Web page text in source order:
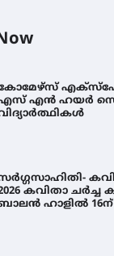
കവിതാ ചർച്ച
ഹാളിൽ 16ന്
മഴയ്ക്കും
മീറ്റർ മഴ ലഭിച്ചു